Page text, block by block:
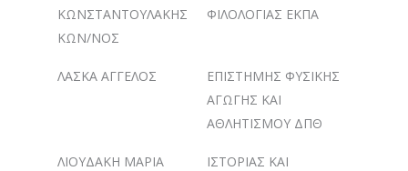
ΚΩΝΣΤΑΝΤΟΥΛΑΚΗΣ
ΚΩΝ/ΝΟΣ
ΦΙΛΟΛΟΓΙΑΣ ΕΚΠΑ
ΛΑΣΚΑ ΑΓΓΕΛΟΣ
ΕΠΙΣΤΗΜΗΣ ΦΥΣΙΚΗΣ
ΑΓΩΓΗΣ ΚΑΙ
ΑΘΛΗΤΙΣΜΟΥ ΔΠΘ
ΛΙΟΥΔΑΚΗ ΜΑΡΙΑ
ΙΣΤΟΡΙΑΣ ΚΑΙ